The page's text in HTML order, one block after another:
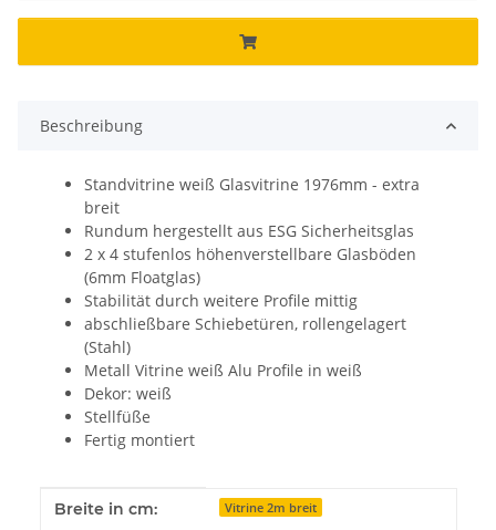
Beschreibung
Standvitrine weiß Glasvitrine 1976mm - extra
breit
Rundum hergestellt aus ESG Sicherheitsglas
2 x 4 stufenlos höhenverstellbare Glasböden
(6mm Floatglas)
Stabilität durch weitere Profile mittig
abschließbare Schiebetüren, rollengelagert
(Stahl)
Metall Vitrine weiß Alu Profile in weiß
Dekor: weiß
Stellfüße
Fertig montiert
Produkteigenschaft
Wert
Breite in cm: Vitrine 2m breit